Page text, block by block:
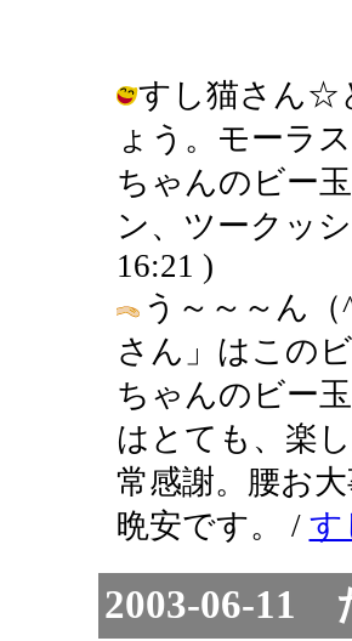
すし猫さん☆
ょう。モーラ
ちゃんのビー
ン、ツーク
16:21 )
う～～～ん
さん」はこの
ちゃんのビー
はとても、楽
常感謝。腰お
晩安です。 / す
2003-06-11